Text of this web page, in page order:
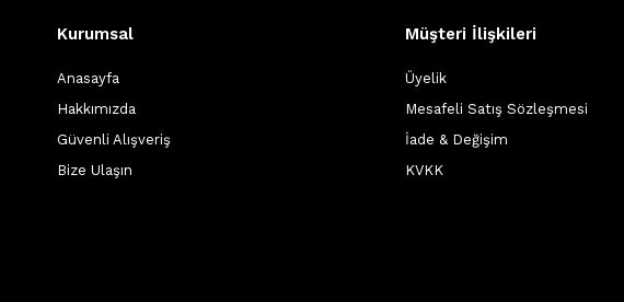
Kurumsal
Anasayfa
Hakkımızda
Güvenli Alışveriş
Bize Ulaşın
Müşteri İlişkileri
Üyelik
Mesafeli Satış Sözleşmesi
İade & Değişim
KVKK